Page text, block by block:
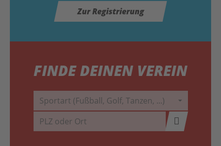
Zur Registrierung
FINDE DEINEN VEREIN
Sportart (Fußball, Golf, Tanzen, ...)